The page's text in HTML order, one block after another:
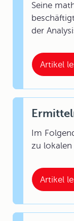
Artikel
Seine
der
Artikel
Im
zu lokalen